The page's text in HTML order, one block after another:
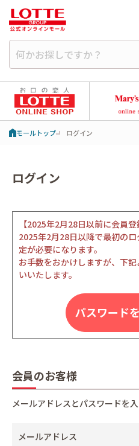
モールトップ ログイン
ログイン
【2025年2月28日以前に会員登
2025年2月28日以降で最初の
定が必要になります。
お手数をおかけしますが、下
いいたします。
パスワード
会員のお客様
メールアドレスとパスワードを
メールアドレス